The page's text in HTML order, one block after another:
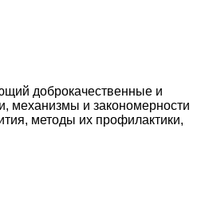
доброкачественные и
механизмы и закономерности
методы их профилактики,